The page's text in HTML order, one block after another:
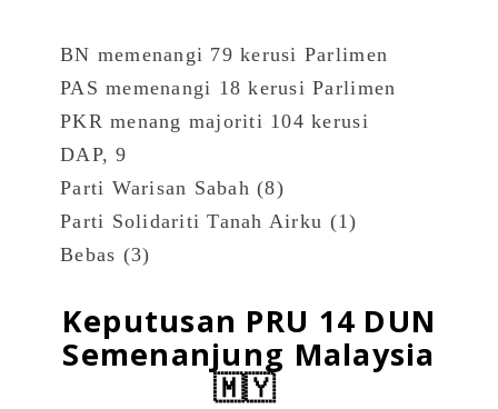
BN memenangi 79 kerusi Parlimen
PAS memenangi 18 kerusi Parlimen
PKR menang majoriti 104 kerusi
DAP, 9
Parti Warisan Sabah (8)
Parti Solidariti Tanah Airku (1)
Bebas (3)
Keputusan PRU 14 DUN
Semenanjung Malaysia
🇲🇾